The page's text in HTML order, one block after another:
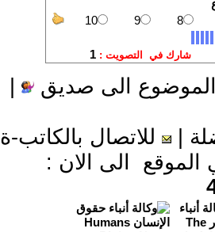
الى صديق
للاتصال بالكاتب-ة
الى الان :